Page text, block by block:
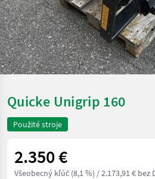
Quicke Unigrip 160
Použité stroje
2.350 €
Všeobecný kľúč (8,1 %) / 2.173,91 € bez